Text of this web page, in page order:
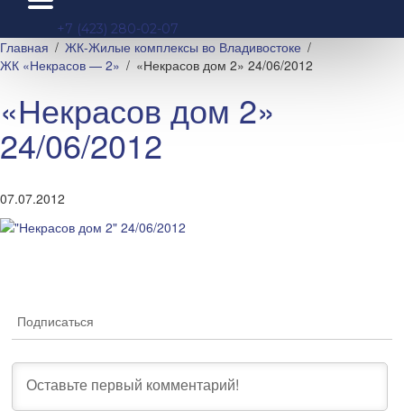
+7 (423) 280-02-07
Главная
ЖК-Жилые комплексы во Владивостоке
ЖК «Некрасов — 2»
«Некрасов дом 2» 24/06/2012
«Некрасов дом 2»
24/06/2012
07.07.2012
Подписаться